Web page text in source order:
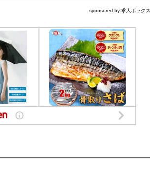
sponsored by 求人ボックス